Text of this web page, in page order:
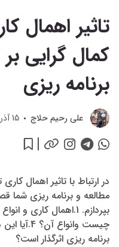
تاثیر اهمال
کمال گرایی
برنامه ریزی
علی رحیم حلاج 15 آذر 1402
در ارتباط با تاثیر اهمال
مطالعه و برنامه ریزی
چیست
برنامه ریزی اثرگذار است؟